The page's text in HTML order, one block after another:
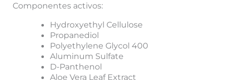
Componentes activos:
Hydroxyethyl Cellulose
Propanediol
Polyethylene Glycol 400
Aluminum Sulfate
D-Panthenol
Aloe Vera Leaf Extract